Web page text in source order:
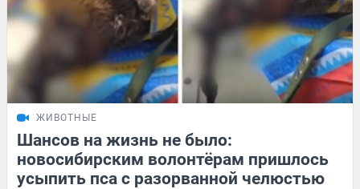
ЖИВОТНЫЕ
Шансов на жизнь не было:
новосибирским волонтёрам пришлось
усыпить пса с разорванной челюстью